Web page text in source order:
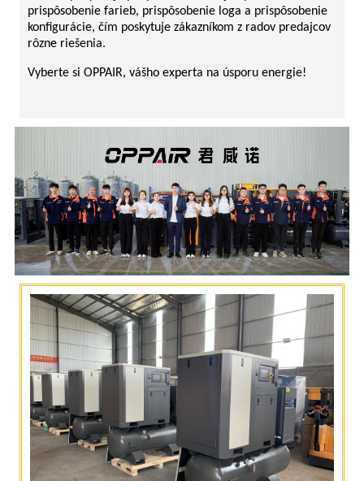
prispôsobenie farieb, prispôsobenie loga a prispôsobenie
konfigurácie, čím poskytuje zákazníkom z radov predajcov
rôzne riešenia.
Vyberte si OPPAIR, vášho experta na úsporu energie!